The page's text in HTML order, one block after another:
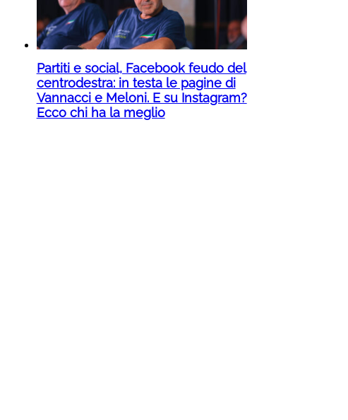
Partiti e social, Facebook feudo del
centrodestra: in testa le pagine di
Vannacci e Meloni. E su Instagram?
Ecco chi ha la meglio